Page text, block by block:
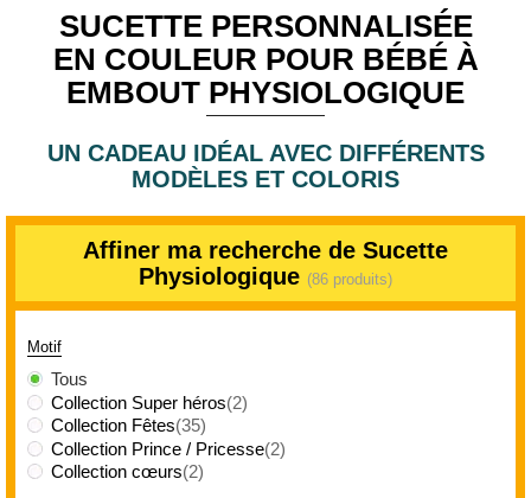
SUCETTE PERSONNALISÉE
EN COULEUR POUR BÉBÉ À
EMBOUT PHYSIOLOGIQUE
UN CADEAU IDÉAL AVEC DIFFÉRENTS
MODÈLES ET COLORIS
Affiner ma recherche de Sucette
Physiologique (86 produits)
Motif
Tous
Collection Super héros(2)
Collection Fêtes(35)
Collection Prince / Pricesse(2)
Collection cœurs(2)